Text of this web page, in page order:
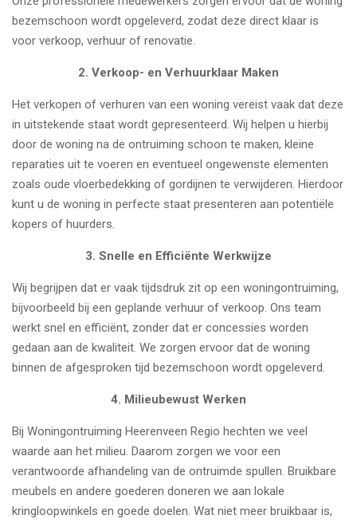
bezemschoon wordt opgeleverd, zodat deze direct klaar is
voor verkoop, verhuur of renovatie.
2. Verkoop- en Verhuurklaar Maken
Het verkopen of verhuren van een woning vereist vaak dat deze
in uitstekende staat wordt gepresenteerd. Wij helpen u hierbij
door de woning na de ontruiming schoon te maken, kleine
reparaties uit te voeren en eventueel ongewenste elementen
zoals oude vloerbedekking of gordijnen te verwijderen. Hierdoor
kunt u de woning in perfecte staat presenteren aan potentiële
kopers of huurders.
3. Snelle en Efficiënte Werkwijze
Wij begrijpen dat er vaak tijdsdruk zit op een woningontruiming,
bijvoorbeeld bij een geplande verhuur of verkoop. Ons team
werkt snel en efficiënt, zonder dat er concessies worden
gedaan aan de kwaliteit. We zorgen ervoor dat de woning
binnen de afgesproken tijd bezemschoon wordt opgeleverd.
4. Milieubewust Werken
Bij Woningontruiming Heerenveen Regio hechten we veel
waarde aan het milieu. Daarom zorgen we voor een
verantwoorde afhandeling van de ontruimde spullen. Bruikbare
meubels en andere goederen doneren we aan lokale
kringloopwinkels en goede doelen. Wat niet meer bruikbaar is,